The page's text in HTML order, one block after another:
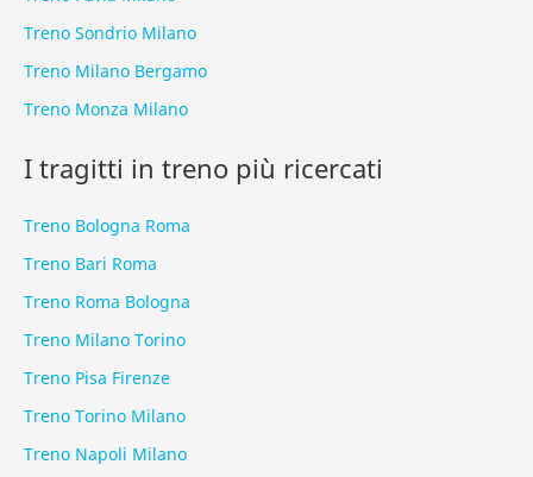
Treno Sondrio Milano
Treno Milano Bergamo
Treno Monza Milano
I tragitti in treno più ricercati
Treno Bologna Roma
Treno Bari Roma
Treno Roma Bologna
Treno Milano Torino
Treno Pisa Firenze
Treno Torino Milano
Treno Napoli Milano